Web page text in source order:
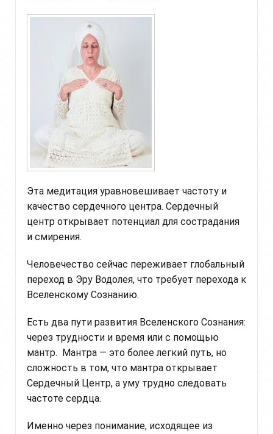
Эта медитация уравновешивает частоту и
качество сердечного центра. Сердечный
центр открывает потенциал для сострадания
и смирения.
Человечество сейчас переживает глобальный
переход в Эру Водолея, что требует перехода к
Вселенскому Сознанию.
Есть два пути развития Вселенского Сознания:
через трудности и время или с помощью
мантр. Мантра — это более легкий путь, но
сложность в том, что мантра открывает
Сердечный Центр, а уму трудно следовать
частоте сердца.
Именно через понимание, исходящее из